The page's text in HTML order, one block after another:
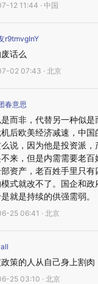
12 11:44 · 中国
r9tmvgInY
话么
02 07:43 · 北京
春意思
而非，代替另一种似
后欧美经济减速，中
说，因为他是投资派
来，但是内需需要老
资产，老百姓手里只
式就改不了。国企和
就是持续的供强需弱。
25 06:41 · 北京
策的人从自己身上割肉
25 03:10 · 北京